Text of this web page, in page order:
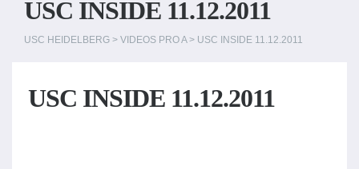
USC INSIDE 11.12.2011
USC HEIDELBERG > VIDEOS PRO A> USC INSIDE 11.12.2011
USC INSIDE 11.12.2011